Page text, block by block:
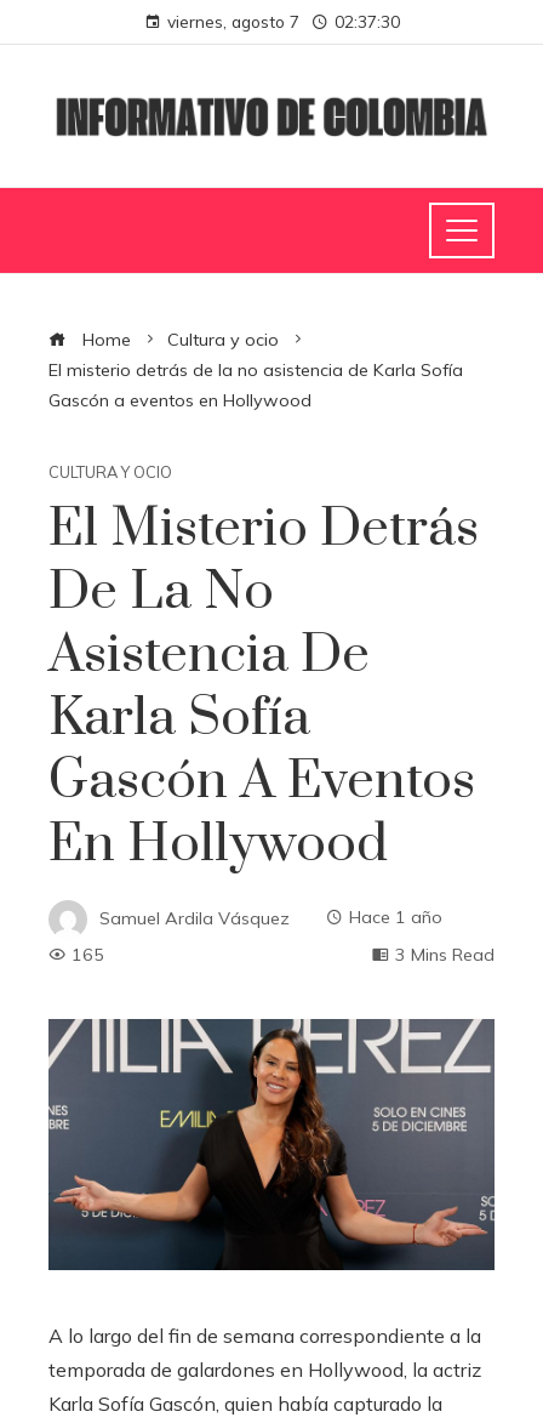
viernes, agosto 7 02:37:31
Home
Cultura y ocio
El misterio detrás de la no asistencia de Karla Sofía
Gascón a eventos en Hollywood
CULTURA Y OCIO
El Misterio Detrás
De La No
Asistencia De
Karla Sofía
Gascón A Eventos
En Hollywood
Samuel Ardila Vásquez
Hace 1 año
165
3 Mins Read
A lo largo del fin de semana correspondiente a la
temporada de galardones en Hollywood, la actriz
Karla Sofía Gascón, quien había capturado la